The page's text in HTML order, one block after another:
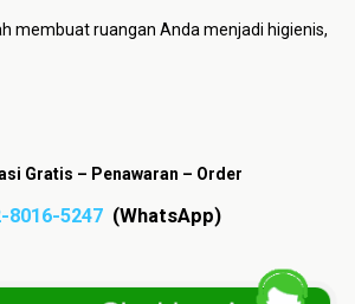
membuat ruangan Anda menjadi higienis,
Gratis – Penawaran – Order
8016-5247 (WhatsApp)